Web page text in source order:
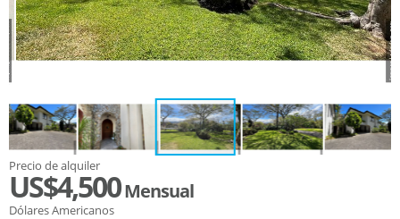
Precio de alquiler
US$4,500Mensual
Dólares Americanos